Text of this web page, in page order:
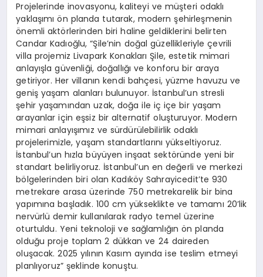
Projelerinde inovasyonu, kaliteyi ve müşteri odaklı
yaklaşımı ön planda tutarak, modern şehirleşmenin
önemli aktörlerinden biri haline geldiklerini belirten
Candar Kadıoğlu, “Şile’nin doğal güzellikleriyle çevrili
villa projemiz Livapark Konakları Şile, estetik mimari
anlayışla güvenliği, doğallığı ve konforu bir araya
getiriyor. Her villanın kendi bahçesi, yüzme havuzu ve
geniş yaşam alanları bulunuyor. İstanbul’un stresli
şehir yaşamından uzak, doğa ile iç içe bir yaşam
arayanlar için eşsiz bir alternatif oluşturuyor. Modern
mimari anlayışımız ve sürdürülebilirlik odaklı
projelerimizle, yaşam standartlarını yükseltiyoruz.
İstanbul’un hızla büyüyen inşaat sektöründe yeni bir
standart belirliyoruz. İstanbul’un en değerli ve merkezi
bölgelerinden biri olan Kadıköy Sahrayicedit’te 930
metrekare arasa üzerinde 750 metrekarelik bir bina
yapımına başladık. 100 cm yükseklikte ve tamamı 20’lik
nervürlü demir kullanılarak radyo temel üzerine
oturtuldu. Yeni teknoloji ve sağlamlığın ön planda
olduğu proje toplam 2 dükkan ve 24 daireden
oluşacak. 2025 yılının Kasım ayında ise teslim etmeyi
planlıyoruz” şeklinde konuştu.